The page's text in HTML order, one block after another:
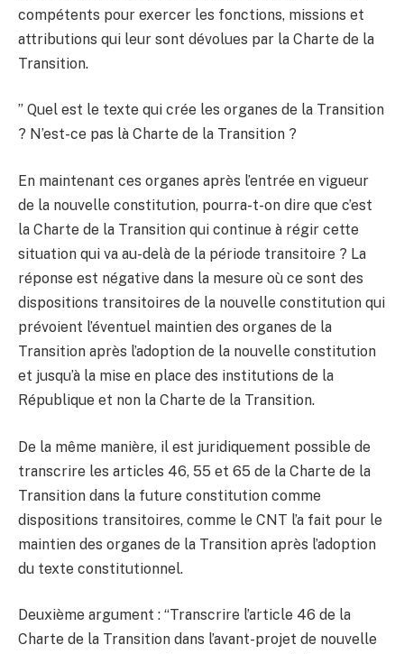
compétents pour exercer les fonctions, missions et
attributions qui leur sont dévolues par la Charte de la
Transition.
” Quel est le texte qui crée les organes de la Transition
? N’est-ce pas là Charte de la Transition ?
En maintenant ces organes après l’entrée en vigueur
de la nouvelle constitution, pourra-t-on dire que c’est
la Charte de la Transition qui continue à régir cette
situation qui va au-delà de la période transitoire ? La
réponse est négative dans la mesure où ce sont des
dispositions transitoires de la nouvelle constitution qui
prévoient l’éventuel maintien des organes de la
Transition après l’adoption de la nouvelle constitution
et jusqu’à la mise en place des institutions de la
République et non la Charte de la Transition.
De la même manière, il est juridiquement possible de
transcrire les articles 46, 55 et 65 de la Charte de la
Transition dans la future constitution comme
dispositions transitoires, comme le CNT l’a fait pour le
maintien des organes de la Transition après l’adoption
du texte constitutionnel.
Deuxième argument : “Transcrire l’article 46 de la
Charte de la Transition dans l’avant-projet de nouvelle